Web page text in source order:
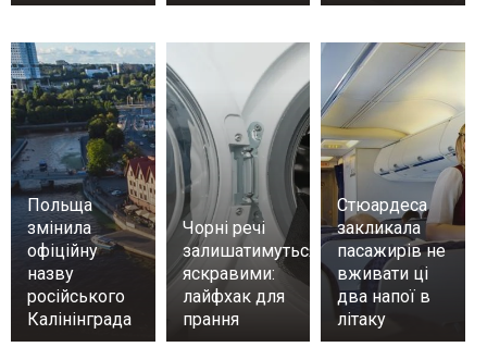
Польща
змінила
офіційну
назву
російського
Калінінграда
Чорні речі
залишатимуться
яскравими:
лайфхак для
прання
Стюардеса
закликала
пасажирів не
вживати ці
два напої в
літаку